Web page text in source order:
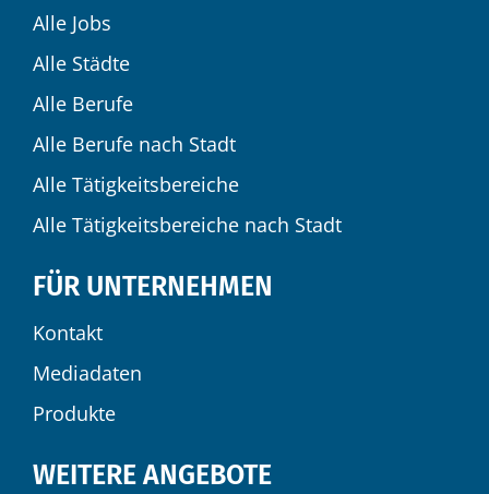
Alle Jobs
Alle Städte
Alle Berufe
Alle Berufe nach Stadt
Alle Tätigkeitsbereiche
Alle Tätigkeitsbereiche nach Stadt
FÜR UNTERNEHMEN
Kontakt
Mediadaten
Produkte
WEITERE ANGEBOTE